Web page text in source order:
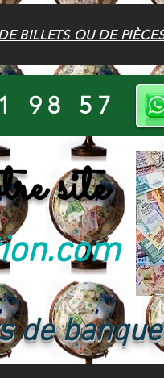
BILLETS OU DE
98 57
site
de